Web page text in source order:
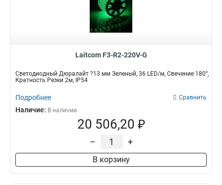
Laitcom F3-R2-220V-G
Светодиодный Дюралайт ?13 мм Зеленый, 36 LED/м, Свечение 180°,
Кратность Резки 2м, IP54
Подробнее Сравнить
Наличие: В наличии
20 506,20 ₽
– +
В корзину